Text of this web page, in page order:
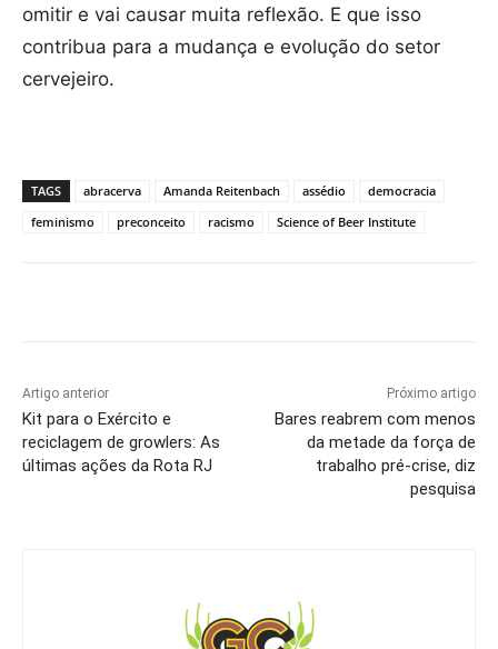
omitir e vai causar muita reflexão. E que isso
contribua para a mudança e evolução do setor
cervejeiro.
TAGS abracerva Amanda Reitenbach assédio
democracia
feminismo
preconceito racismo Science of Beer Institute
Artigo anterior
Kit para o Exército e
reciclagem de growlers: As
últimas ações da Rota RJ
Próximo artigo
Bares reabrem com menos
da metade da força de
trabalho pré-crise, diz
pesquisa